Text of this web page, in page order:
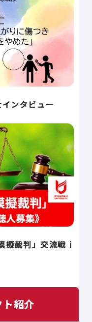
インタビュー
擬裁判」交流戦 i
紹介